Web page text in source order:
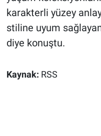
karakterli yüzey
stiline uyum
diye konuştu.
Kaynak: RSS